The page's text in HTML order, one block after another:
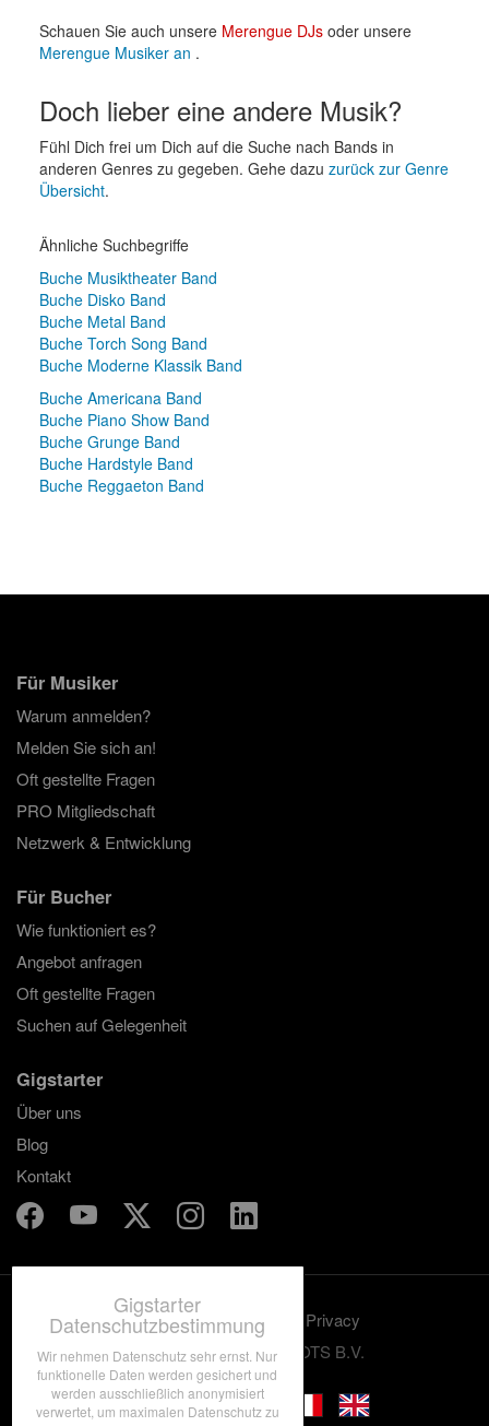
Schauen Sie auch unsere Merengue DJsoder unsere
Merengue Musiker an .
Doch lieber eine andere Musik?
Fühl Dich frei um Dich auf die Suche nach Bands in
anderen Genres zu gegeben. Gehe dazu zurück zur Genre
Übersicht.
Ähnliche Suchbegriffe
Buche Musiktheater Band
Buche Disko Band
Buche Metal Band
Buche Torch Song Band
Buche Moderne Klassik Band
Buche Americana Band
Buche Piano Show Band
Buche Grunge Band
Buche Hardstyle Band
Buche Reggaeton Band
Für Musiker
Warum anmelden?
Melden Sie sich an!
Oft gestellte Fragen
PRO Mitgliedschaft
Netzwerk & Entwicklung
Für Bucher
Wie funktioniert es?
Angebot anfragen
Oft gestellte Fragen
Suchen auf Gelegenheit
Gigstarter
Über uns
Blog
Kontakt
Benutzungskonditionen
Privacy
© 2012-2026 GRASSROOTS B.V.
Gigstarter
Datenschutzbestimmung
Wir nehmen Datenschutz sehr ernst. Nur
funktionelle Daten werden gesichert und
werden ausschließlich anonymisiert
verwertet, um maximalen Datenschutz zu